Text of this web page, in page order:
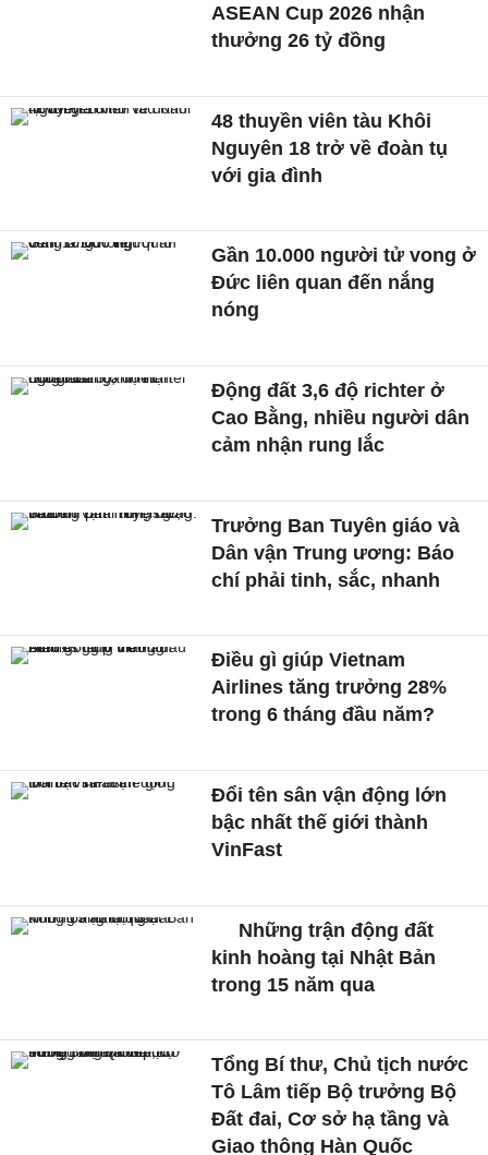
ASEAN Cup 2026 nhận
thưởng 26 tỷ đồng
48 thuyền viên tàu Khôi
Nguyên 18 trở về đoàn tụ
với gia đình
Gần 10.000 người tử vong ở
Đức liên quan đến nắng
nóng
Động đất 3,6 độ richter ở
Cao Bằng, nhiều người dân
cảm nhận rung lắc
Trưởng Ban Tuyên giáo và
Dân vận Trung ương: Báo
chí phải tinh, sắc, nhanh
Điều gì giúp Vietnam
Airlines tăng trưởng 28%
trong 6 tháng đầu năm?
Đổi tên sân vận động lớn
bậc nhất thế giới thành
VinFast
Những trận động đất
kinh hoàng tại Nhật Bản
trong 15 năm qua
Tổng Bí thư, Chủ tịch nước
Tô Lâm tiếp Bộ trưởng Bộ
Đất đai, Cơ sở hạ tầng và
Giao thông Hàn Quốc